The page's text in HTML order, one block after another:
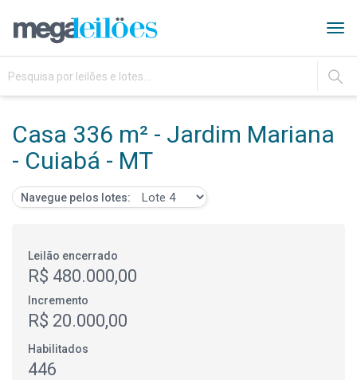
IR
Casa 336 m² - Jardim Mariana
- Cuiabá - MT
Navegue pelos lotes:
Leilão encerrado
R$ 480.000,00
Incremento
R$ 20.000,00
Habilitados
446